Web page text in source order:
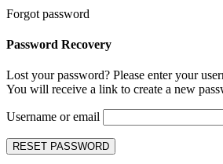
Forgot password
Password Recovery
Lost your password? Please enter your
You will receive a link to create a new
Username or email
RESET PASSWORD